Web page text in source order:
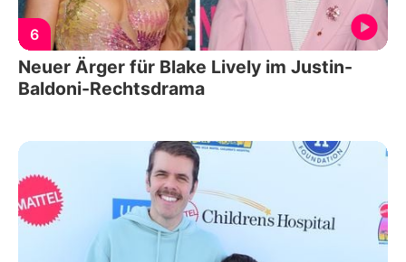
6
Neuer Ärger für Blake Lively im Justin-
Baldoni-Rechtsdrama